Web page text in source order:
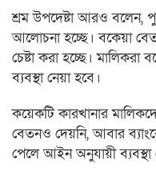
শ্রম উপদেষ্টা আরও বলেন,
আলোচনা হচ্ছে। বকেয়া
চেষ্টা করা হচ্ছে।
ব্যবস্থা নেয়া হবে।
কয়েকটি কারখানার
বেতনও দেয়নি, আবার
পেলে আইন অনুযায়ী ব্যবস্থা